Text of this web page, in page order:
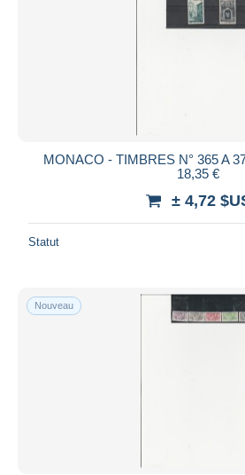
MONACO - TIMBRES N° 365 A
18,35 €
± 4,72
Statut
Nouveau